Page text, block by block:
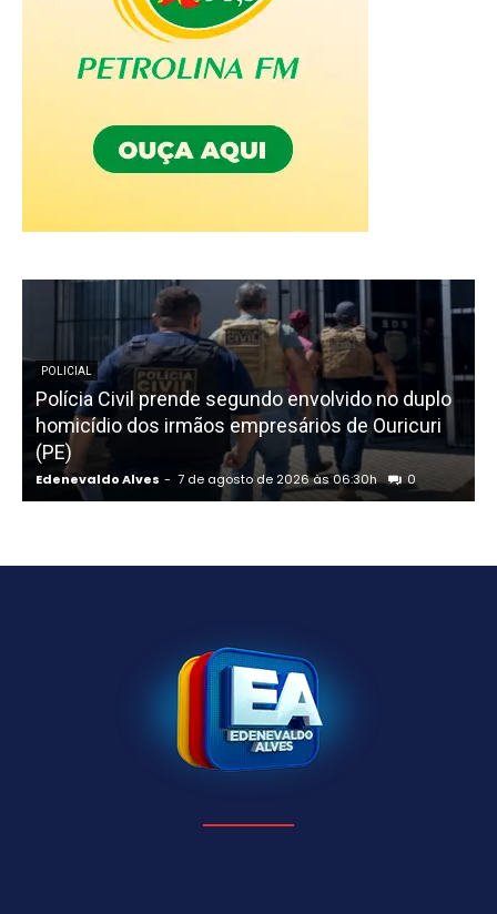
POLICIAL
Polícia Civil prende segundo envolvido no duplo
homicídio dos irmãos empresários de Ouricuri
(PE)
Edenevaldo Alves - 7 de agosto de 2026 às 06:30h 0